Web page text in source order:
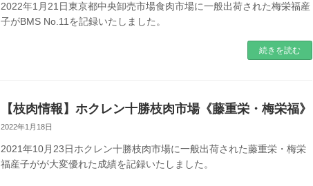
2022年1月21日東京都中央卸売市場食肉市場に一般出荷された梅栄福産
子がBMS No.11を記録いたしました。
続きを読む
【枝肉情報】ホクレン十勝枝肉市場《藤重栄・梅栄福》
2022年1月18日
2021年10月23日ホクレン十勝枝肉市場に一般出荷された藤重栄・梅栄
福産子がが大変優れた成績を記録いたしました。